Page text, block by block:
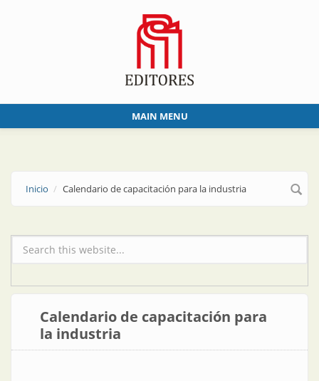
MAIN MENU
Inicio Calendario de capacitación para la industria
Formulario de búsqueda
Calendario de capacitación para
la industria